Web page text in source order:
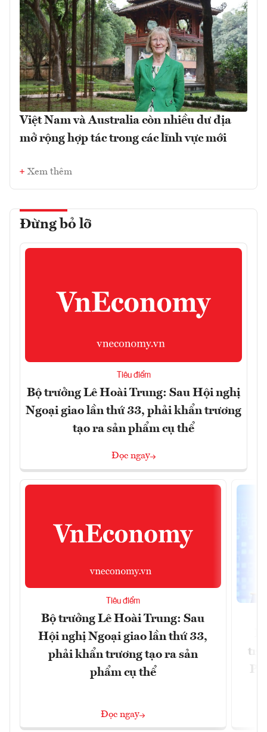
Việt Nam và Australia còn nhiều dư địa
mở rộng hợp tác trong các lĩnh vực mới
Xem thêm
Đừng bỏ lỡ
Tiêu điểm
Bộ trưởng Lê Hoài Trung: Sau Hội nghị
Ngoại giao lần thứ 33, phải khẩn trương
tạo ra sản phẩm cụ thể
Đọc ngay
Tiêu điểm
Bộ trưởng Lê Hoài Trung: Sau
Hội nghị Ngoại giao lần thứ 33,
phải khẩn trương tạo ra sản
phẩm cụ thể
Đọc ngay